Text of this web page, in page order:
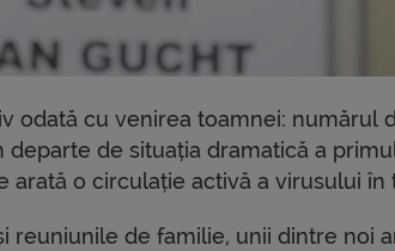
odată cu venirea toamnei: numărul
de situația dramatică a
o circulație activă a virusului în
reuniunile de familie, unii dintre noi